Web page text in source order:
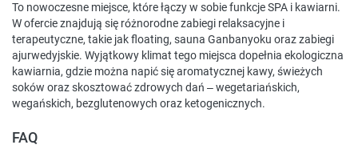
To nowoczesne miejsce, które łączy w sobie funkcje SPA i kawiarni.
W ofercie znajdują się różnorodne zabiegi relaksacyjne i
terapeutyczne, takie jak floating, sauna Ganbanyoku oraz zabiegi
ajurwedyjskie. Wyjątkowy klimat tego miejsca dopełnia ekologiczna
kawiarnia, gdzie można napić się aromatycznej kawy, świeżych
soków oraz skosztować zdrowych dań – wegetariańskich,
wegańskich, bezglutenowych oraz ketogenicznych.
FAQ